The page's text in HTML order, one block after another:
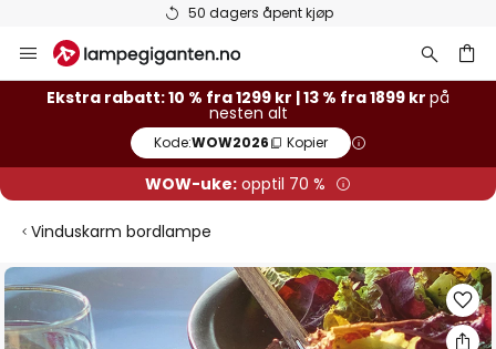
Varer på lager sendes raskt
Hopp
til
innhold
Ekstra rabatt: 10 % fra 1299 kr | 13 % fra 1899 kr på
nesten alt
Kode:WOW2026 Kopier
WOW-uke: opptil 70 %
Vinduskarm bordlampe
Gå
til
slutten